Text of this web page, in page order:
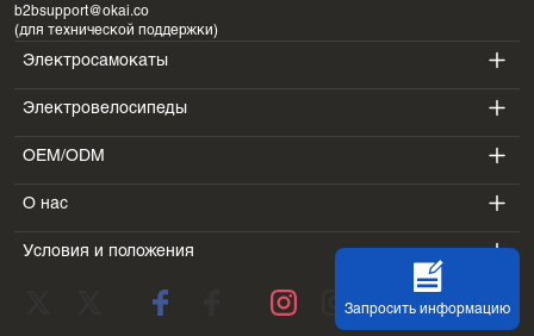
b2bsupport@okai.co
(для технической поддержки)
Электросамокаты
ES400A
ES410
ES600P
Электровелосипеды
EB100B
EB300
EB100B V3
OEM/ODM
SV3
БВ5
О нас
Введение
Условия и положения
Условия предоставления услуг
Запросить информацию